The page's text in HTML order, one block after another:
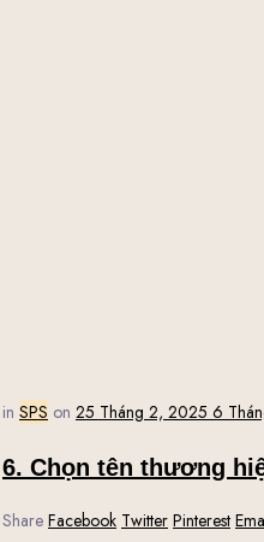
in SPS on 25 Tháng 2, 2025 6
6. Chọn tên thương
Share Facebook Twitter Pinterest